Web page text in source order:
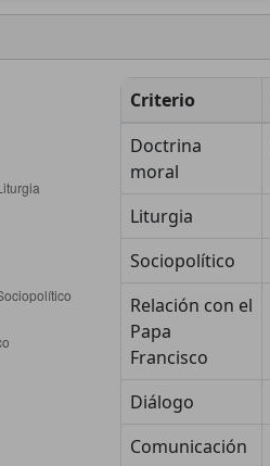
Criterio
Doctrina
moral
Liturgia
Sociopolítico
Relación con el
Papa
Francisco
Diálogo
Comunicación